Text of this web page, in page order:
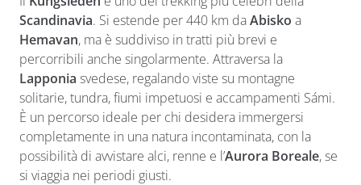
Scandinavia. Si estende per 440 km daAbisko a
Hemavan, ma è suddiviso in tratti più brevi e
percorribili anche singolarmente. Attraversa la
Lapponia svedese, regalando viste su montagne
solitarie, tundra, fiumi impetuosi e accampamenti Sámi.
È un percorso ideale per chi desidera immergersi
completamente in una natura incontaminata, con la
possibilità di avvistare alci, renne e l’Aurora Boreale, se
si viaggia nei periodi giusti.